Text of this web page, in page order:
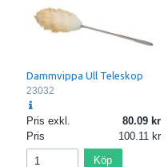
Dammvippa Ull Teleskop
23032
Pris exkl.
80.09
Pris
100.11
Köp